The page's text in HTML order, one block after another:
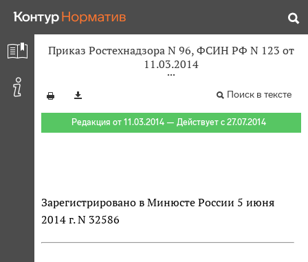
Приказ Ростехнадзора N 96, ФСИН РФ N 123 от
11.03.2014
Поиск в тексте
Редакция от 11.03.2014 — Действует с 27.07.2014
Зарегистрировано в Минюсте России 5 июня
2014 г. N 32586